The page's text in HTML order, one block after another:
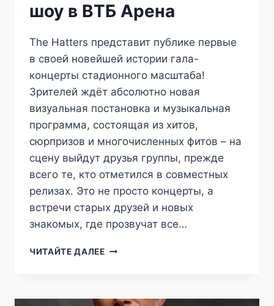
шоу в ВТБ Арена
The Hatters представит публике первые
в своей новейшей истории гала-
концерты стадионного масштаба!
Зрителей ждёт абсолютно новая
визуальная постановка и музыкальная
программа, состоящая из хитов,
сюрпризов и многочисленных фитов – на
сцену выйдут друзья группы, прежде
всего те, кто отметился в совместных
релизах. Это не просто концерты, а
встречи старых друзей и новых
знакомых, где прозвучат все…
ЧИТАЙТЕ ДАЛЕЕTHE
В